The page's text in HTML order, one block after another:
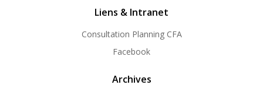
Liens & Intranet
Consultation Planning CFA
Facebook
Archives